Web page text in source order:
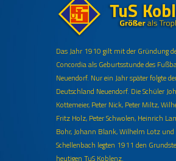
Das Jahr 1910 gilt mit der Gründung
Concordia als Geburtsstunde des
Neuendorf. Nur ein Jahr später folgte
Deutschland Neuendorf. Die Schüler
Kottemeier, Peter Nick, Peter Miltz,
Fritz Holz, Peter Schwolen, Heinrich
Bohr, Johann Blank, Wilhelm Lotz und
Schellenbach legten 1911 den
heutigen TuS Koblenz.